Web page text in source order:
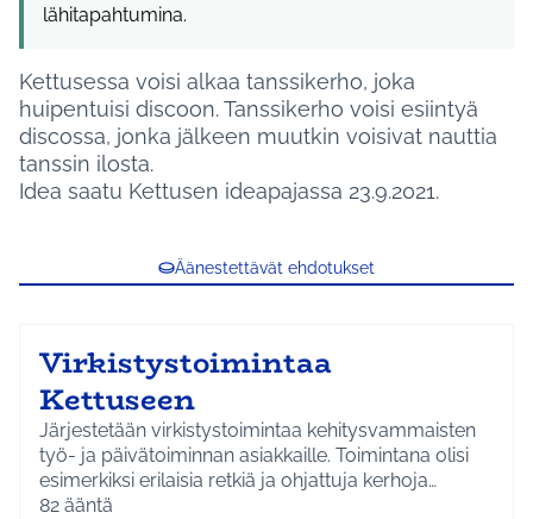
lähitapahtumina.
Kettusessa voisi alkaa tanssikerho, joka
huipentuisi discoon. Tanssikerho voisi esiintyä
discossa, jonka jälkeen muutkin voisivat nauttia
tanssin ilosta.
Idea saatu Kettusen ideapajassa 23.9.2021.
Äänestettävät ehdotukset
Virkistystoimintaa
Kettuseen
Järjestetään virkistystoimintaa kehitysvammaisten
työ- ja päivätoiminnan asiakkaille. Toimintana olisi
esimerkiksi erilaisia retkiä ja ohjattuja kerhoja
asukkaiden toiveiden mukaisesti. Samalla
82 ääntä